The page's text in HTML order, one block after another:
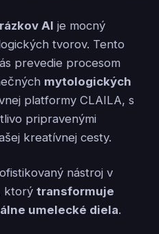
AI je mocný
tvorov. Tento
prevedie procesom
mytologických
platformy CLAILA, s
pripravenými
kreatívnej cesty.
nástroj v
ktorý transformuje
umelecké diela.